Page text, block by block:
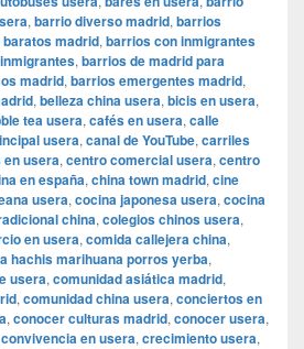
, barrio diverso madrid, barrios
madrid, barrios con inmigrantes
, barrios de madrid para
madrid, barrios emergentes madrid,
, belleza china usera, bicis en usera,
tea usera, cafés en usera, calle
usera, canal de YouTube, carriles
usera, centro comercial usera, centro
en españa, china town madrid, cine
usera, cocina japonesa usera, cocina
china, colegios chinos usera,
en usera, comida callejera china,
hachis marihuana porros yerba,
usera, comunidad asiática madrid,
, comunidad china usera, conciertos en
, conocer culturas madrid, conocer usera,
convivencia en usera, crecimiento usera,